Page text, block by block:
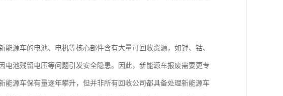
源车的电池、电机等核心部件含有大量可回收资源，如锂、钴、
池残留电压等问题引发安全隐患。因此，新能源车报废需要更专
源车保有量逐年攀升，但并非所有回收公司都具备处理新能源车